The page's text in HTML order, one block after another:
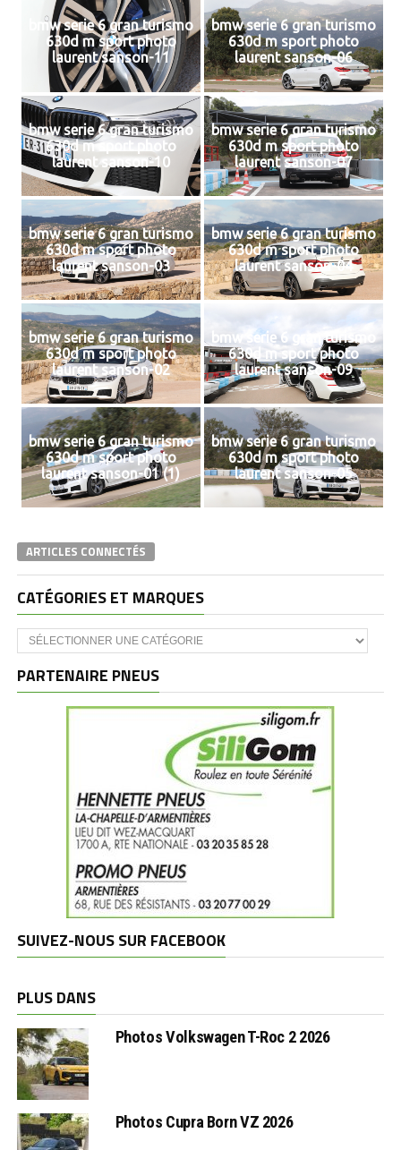
bmw serie 6 gran turismo
630d m sport photo
laurent sanson-11
bmw serie 6 gran turismo
630d m sport photo
laurent sanson-06
bmw serie 6 gran turismo
630d m sport photo
laurent sanson-10
bmw serie 6 gran turismo
630d m sport photo
laurent sanson-07
bmw serie 6 gran turismo
630d m sport photo
laurent sanson-03
bmw serie 6 gran turismo
630d m sport photo
laurent sanson-04
bmw serie 6 gran turismo
630d m sport photo
laurent sanson-02
bmw serie 6 gran turismo
630d m sport photo
laurent sanson-09
bmw serie 6 gran turismo
630d m sport photo
laurent sanson-01 (1)
bmw serie 6 gran turismo
630d m sport photo
laurent sanson-05
ARTICLES CONNECTÉS
CATÉGORIES ET MARQUES
Catégories
et
PARTENAIRE PNEUS
SUIVEZ-NOUS SUR FACEBOOK
PLUS DANS
Photos Volkswagen T-Roc 2 2026
Photos Cupra Born VZ 2026